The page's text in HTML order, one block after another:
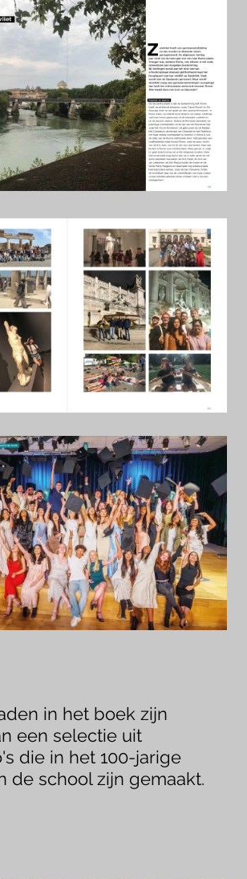
in het boek zijn
een selectie uit
die in het 100-jarige
de school zijn gemaakt.